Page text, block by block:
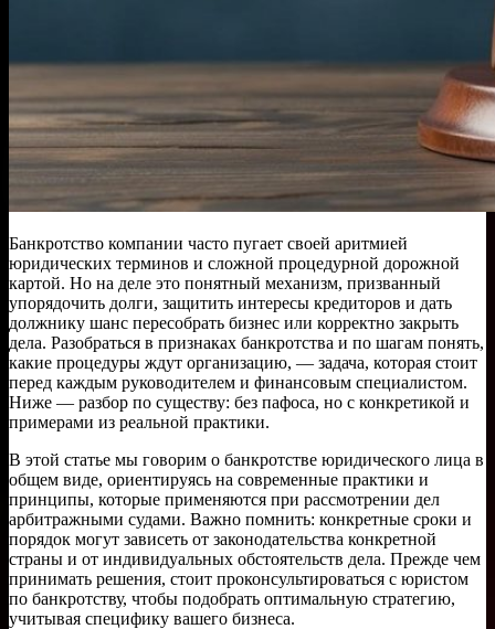
Банкротство компании часто пугает своей аритмией
юридических терминов и сложной процедурной дорожной
картой. Но на деле это понятный механизм, призванный
упорядочить долги, защитить интересы кредиторов и дать
должнику шанс пересобрать бизнес или корректно закрыть
дела. Разобраться в признаках банкротства и по шагам понять,
какие процедуры ждут организацию, — задача, которая стоит
перед каждым руководителем и финансовым специалистом.
Ниже — разбор по существу: без пафоса, но с конкретикой и
примерами из реальной практики.
В этой статье мы говорим о банкротстве юридического лица в
общем виде, ориентируясь на современные практики и
принципы, которые применяются при рассмотрении дел
арбитражными судами. Важно помнить: конкретные сроки и
порядок могут зависеть от законодательства конкретной
страны и от индивидуальных обстоятельств дела. Прежде чем
принимать решения, стоит проконсультироваться с юристом
по банкротству, чтобы подобрать оптимальную стратегию,
учитывая специфику вашего бизнеса.